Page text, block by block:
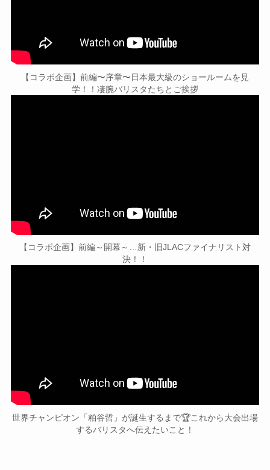
【コラボ企画】前編〜序章〜日本最大級のショールームを見
学！！凄腕バリスタたちとご挨拶
【コラボ企画】前編～開幕～…新・旧JLACファイナリスト対
決！！
世界チャンピオン「粕谷哲」が誕生するまで🏆これから大会出場
するバリスタへ伝えたいこと！